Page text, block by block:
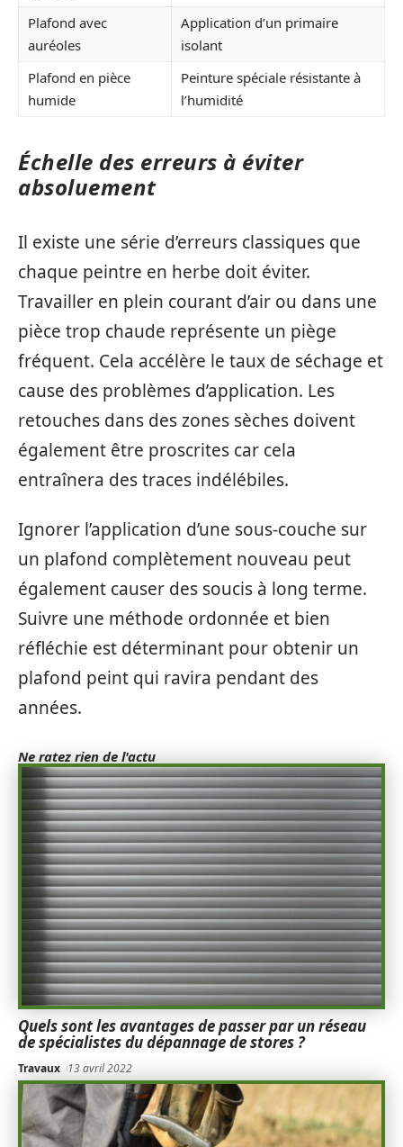
Plafond avec
auréoles
Application d’un primaire
isolant
Plafond en pièce
humide
Peinture spéciale résistante à
l’humidité
Échelle des erreurs à éviter
absoluement
Il existe une série d’erreurs classiques que
chaque peintre en herbe doit éviter.
Travailler en plein courant d’air ou dans une
pièce trop chaude représente un piège
fréquent. Cela accélère le taux de séchage et
cause des problèmes d’application. Les
retouches dans des zones sèches doivent
également être proscrites car cela
entraînera des traces indélébiles.
Ignorer l’application d’une sous-couche sur
un plafond complètement nouveau peut
également causer des soucis à long terme.
Suivre une méthode ordonnée et bien
réfléchie est déterminant pour obtenir un
plafond peint qui ravira pendant des
années.
Ne ratez rien de l'actu
Quels sont les avantages de passer par un réseau
de spécialistes du dépannage de stores ?
Travaux 13 avril 2022